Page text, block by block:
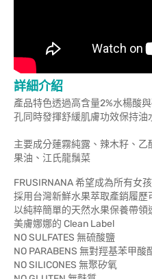
詳細介紹
產品特色透過高含量2%水楊酸
孔同時發揮舒緩肌膚功效保持油
主要成分蓮霧純露、辣木籽、
果油、江氏龍鬚菜
FRUSIRNANA 希望成為所有女
採用台灣新鮮水果萃取產銷履歷
以純粹簡單的天然水果保養帶
美膚娜娜的 Clean Label
NO SULFATES 無硫酸鹽
NO PARABENS 無對羥基苯甲酸
NO SILICONES 無聚矽氧